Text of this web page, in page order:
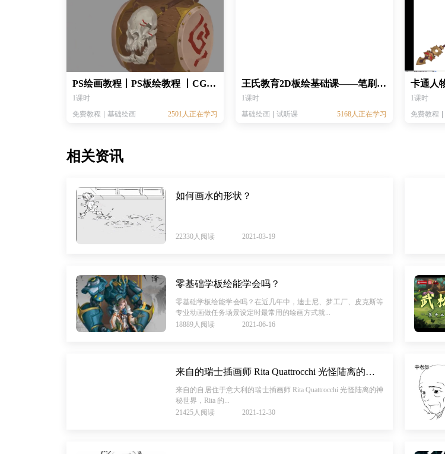
PS绘画教程丨PS板绘教程 丨CG绘画教程 丨迷你骨头小腰鼓
1课时
免费教程
基础绘画 2501人正在学习
王氏教育2D板绘基础课——笔刷的使用
1课时
基础绘画
试听课 5168人正在学习
1课时
免费教程
相关资讯
如何画水的形状？
22330人阅读 2021-03-19
零基础学板绘能学会吗？
零基础学板绘能学会吗？在近几年中，迪士尼、梦工厂、皮克斯等
专业动画做任务场景设定时最常用的绘画方式就...
18889人阅读
2021-06-16
来自的瑞士插画师 Rita Quattrocchi 光怪陆离的神秘世界
来自的自居住于意大利的瑞士插画师 Rita Quattrocchi 光怪陆离的神
秘世界，Rita 的...
21425人阅读
2021-12-30